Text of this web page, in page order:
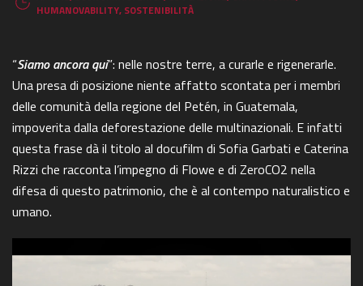
HUMANOVABILITY, SOSTENIBILITÀ
“Siamo ancora qui”: nelle nostre terre, a curarle e rigenerarle.
Una presa di posizione niente affatto scontata per i membri
delle comunità della regione del Petén, in Guatemala,
impoverita dalla deforestazione delle multinazionali. E infatti
questa frase dà il titolo al docufilm di Sofia Garbati e Caterina
Rizzi che racconta l’impegno di Flowe e di ZeroCO2 nella
difesa di questo patrimonio, che è al contempo naturalistico e
umano.